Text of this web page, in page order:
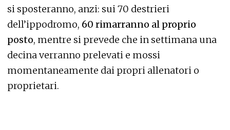
si sposteranno, anzi: sui 70 destrieri
dell’ippodromo, 60 rimarranno al proprio
posto, mentre si prevede che in settimana una
decina verranno prelevati e mossi
momentaneamente dai propri allenatori o
proprietari.